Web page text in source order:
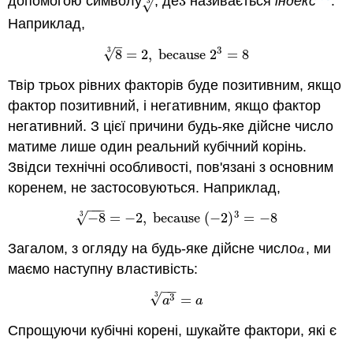
√
Наприклад,
8
–
√
3 = 2, because 23 = 8
83=2, because2 3= 8
Твір трьох рівних факторів буде позитивним, якщо
фактор позитивний, і негативним, якщо фактор
негативний. З цієї причини будь-яке дійсне число
матиме лише один реальний кубічний корінь.
Звідси технічні особливості, пов'язані з основним
коренем, не застосовуються. Наприклад,
−8
−−
−
√
3 = −2, because (−2)3 = −8
−83= −2 ,because(− 2)3=− 8
Загалом, з огляду на будь-яке дійсне числоa
a, ми
маємо наступну властивість:
a3
−−
√
3 = a
a33=a
Спрощуючи кубічні корені, шукайте фактори, які є